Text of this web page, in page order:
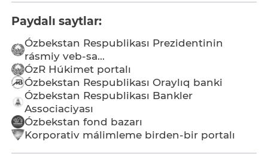
Paydalı saytlar:
Ózbekstan Respublikası Prezidentinin
rásmiy veb-sa...
ÓzR Húkimet portalı
Ózbekstan Respublikası Oraylıq banki
Ózbekstan Respublikası Bankler
Associaciyası
Ózbekstan fond bazarı
Korporativ málimleme birden-bir portalı